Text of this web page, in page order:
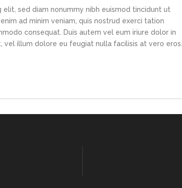
sed diam nonummy nibh euismod tincidunt ut
ad minim veniam, quis nostrud exerci tation
consequat. Duis autem vel eum iriure dolor in
illum dolore eu feugiat nulla facilisis at vero eros...